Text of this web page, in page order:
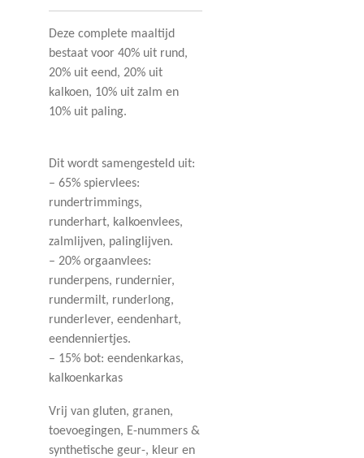
Deze complete maaltijd
bestaat voor 40% uit rund,
20% uit eend, 20% uit
kalkoen, 10% uit zalm en
10% uit paling.
Dit wordt samengesteld uit:
– 65% spiervlees:
rundertrimmings,
runderhart, kalkoenvlees,
zalmlijven, palinglijven.
– 20% orgaanvlees:
runderpens, rundernier,
rundermilt, runderlong,
runderlever, eendenhart,
eendenniertjes.
– 15% bot: eendenkarkas,
kalkoenkarkas
Vrij van gluten, granen,
toevoegingen, E-nummers &
synthetische geur-, kleur en